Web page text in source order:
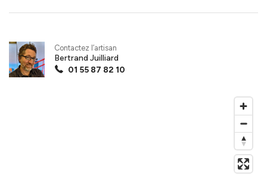
Contactez l’artisan
Bertrand Juilliard
01 55 87 82 10